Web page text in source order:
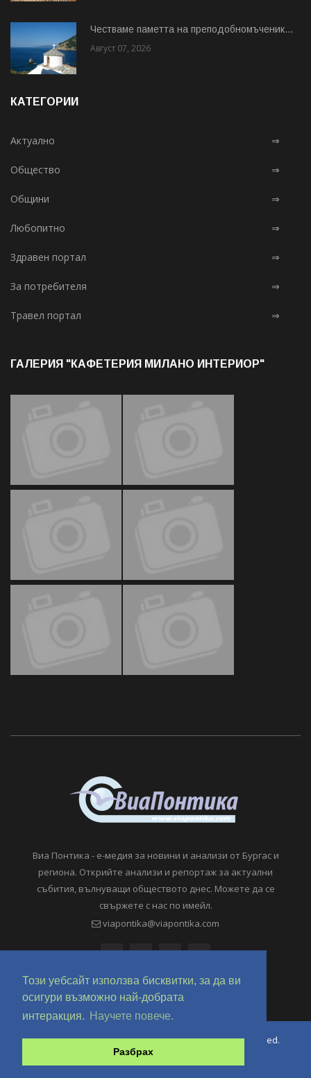
Този уебсайт използва бисквитки, за да ви
осигури възможно най-добрата
интеракция.
Научете повече.
Разбрах
Честваме паметта на преподобномъченик...
Август 07, 2026
КАТЕГОРИИ
Актуално ⇒
Общество ⇒
Общини ⇒
Любопитно ⇒
Здравен портал ⇒
За потребителя ⇒
Травел портал ⇒
ГАЛЕРИЯ "КАФЕТЕРИЯ МИЛАНО ИНТЕРИОР"
Виа Понтика - е-медия за новини и анализи от Бургас и
региона. Открийте анализи и репортаж за актуални
събития, вълнуващи обществото днес. Можете да се
свържете с нас по имейл.
viapontika@viapontika.com
Copyright © 2018-2024 ViaPontika.com. All Rights Reserved.
Development @ OverHertz Ltd